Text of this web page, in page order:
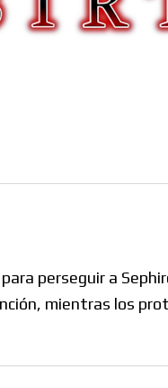
perseguir a
mientras los